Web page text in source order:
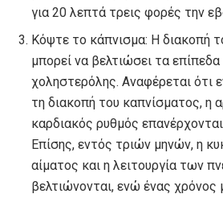
για 20 λεπτά τρεις φορές την
Κόψτε το κάπνισμα: Η διακοπή
μπορεί να βελτιώσει τα
χοληστερόλης. Αναφέρεται ότι
τη διακοπή του καπνίσματος, η
καρδιακός ρυθμός
Επίσης, εντός τριών μηνών, η
αίματος και η λειτουργία των
βελτιώνονται, ενώ ένας χρόνος